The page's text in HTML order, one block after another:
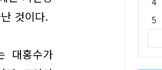
것이다.
대홍수가